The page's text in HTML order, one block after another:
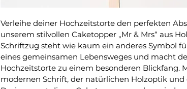
Verleihe deiner Hochzeitstorte den perfekten
unserem stilvollen Caketopper „Mr & Mrs“ aus
Schriftzug steht wie kaum ein anderes Symbol
eines gemeinsamen Lebensweges und macht
Hochzeitstorte zu einem besonderen Blickfang.
modernen Schrift, der natürlichen Holzoptik und